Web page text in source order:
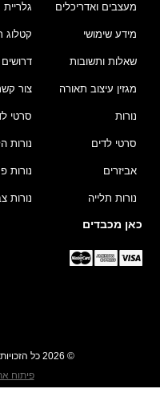
מעצבים ואדריכלים
מידע שימושי
שאלות ותשובות
מגזין עיצוב תאורה
קטלוג
דרושים
צור
נורות
סרטי לדים
אביזרים
נורות תלייה
סרטי
נורות
נורות
נורות
כאן מכבדים
© 2026 כל הזכויות שמורות ניסקו ליטינג בע”מ
פיתוח